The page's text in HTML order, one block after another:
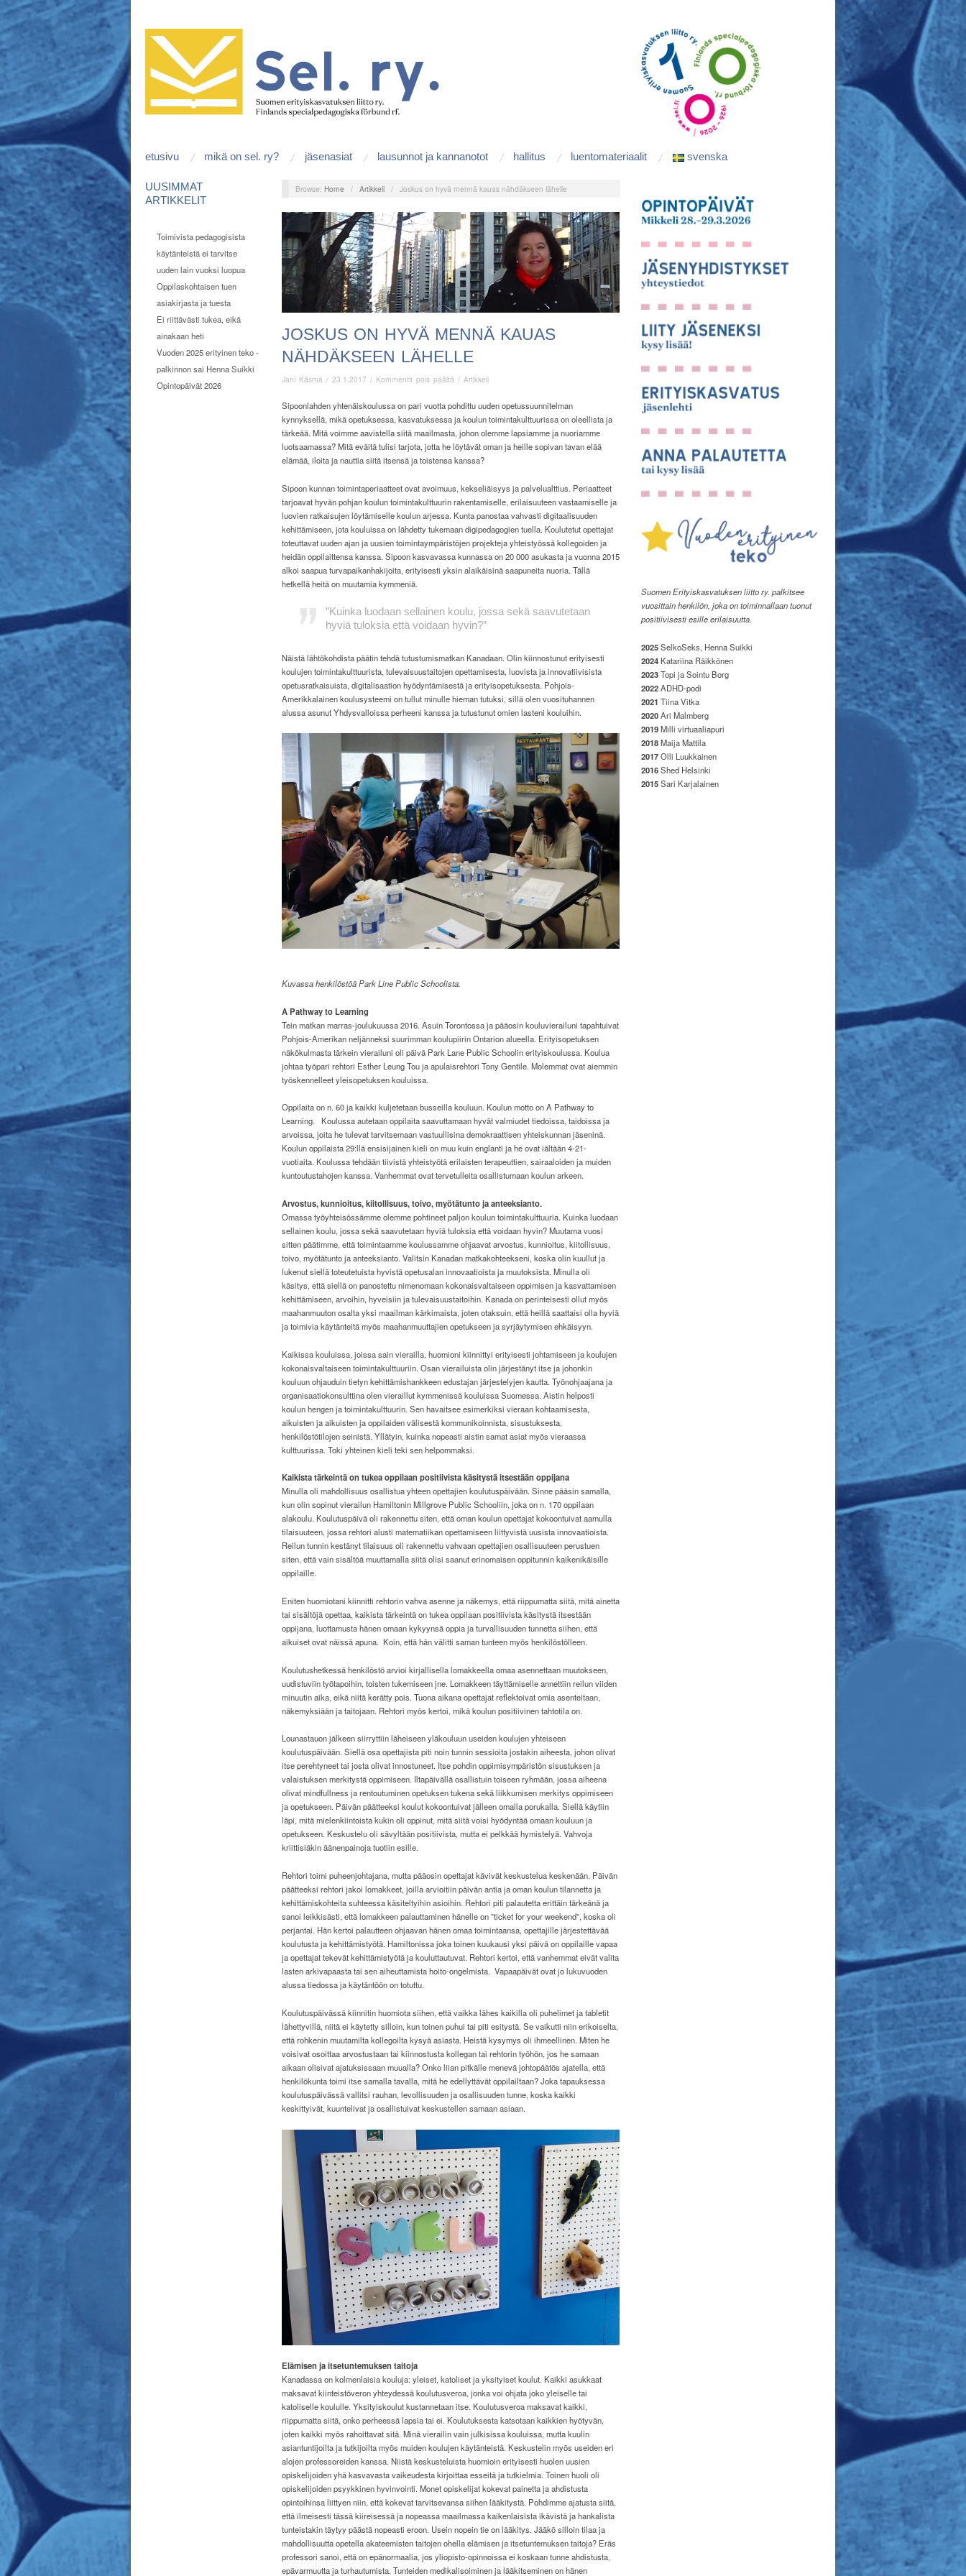
etusivu mikä on sel. ry? jäsenasiat lausunnot ja kannanotot hallitus luentomateriaalit svenska
UUSIMMAT
ARTIKKELIT
Toimivista pedagogisista
käytänteistä ei tarvitse
uuden lain vuoksi luopua
Oppilaskohtaisen tuen
asiakirjasta ja tuesta
Ei riittävästi tukea, eikä
ainakaan heti
Vuoden 2025 erityinen teko -
palkinnon sai Henna Suikki
Opintopäivät 2026
Browse: Home / Artikkeli / Joskus on hyvä mennä kauas nähdäkseen lähelle
JOSKUS ON HYVÄ MENNÄ KAUAS
NÄHDÄKSEEN LÄHELLE
Jani Käsmä / 23.1.2017 / Kommentit pois päältä artikkelissa
on
hyvä
mennä
kauas
nähdäkseen
/ Artikkeli
Sipoonlahden yhtenäiskoulussa on pari vuotta pohdittu uuden opetussuunnitelman
kynnyksellä, mikä opetuksessa, kasvatuksessa ja koulun toimintakulttuurissa on oleellista ja
tärkeää. Mitä voimme aavistella siitä maailmasta, johon olemme lapsiamme ja nuoriamme
luotsaamassa? Mitä eväitä tulisi tarjota, jotta he löytävät oman ja heille sopivan tavan elää
elämää, iloita ja nauttia siitä itsensä ja toistensa kanssa?
Sipoon kunnan toimintaperiaatteet ovat avoimuus, kekseliäisyys ja palvelualttius. Periaatteet
tarjoavat hyvän pohjan koulun toimintakulttuurin rakentamiselle, erilaisuuteen vastaamiselle ja
luovien ratkaisujen löytämiselle koulun arjessa. Kunta panostaa vahvasti digitaalisuuden
kehittämiseen, jota kouluissa on lähdetty tukemaan digipedagogien tuella. Koulutetut opettajat
toteuttavat uuden ajan ja uusien toimintaympäristöjen projekteja yhteistyössä kollegoiden ja
heidän oppilaittensa kanssa. Sipoon kasvavassa kunnassa on 20 000 asukasta ja vuonna 2015
alkoi saapua turvapaikanhakijoita, erityisesti yksin alaikäisinä saapuneita nuoria. Tällä
hetkellä heitä on muutamia kymmeniä.
”Kuinka luodaan sellainen koulu, jossa sekä saavutetaan
hyviä tuloksia että voidaan hyvin?”
Näistä lähtökohdista päätin tehdä tutustumismatkan Kanadaan. Olin kiinnostunut erityisesti
koulujen toimintakulttuurista, tulevaisuustaitojen opettamisesta, luovista ja innovatiivisista
opetusratkaisuista, digitalisaation hyödyntämisestä ja erityisopetuksesta. Pohjois-
Amerikkalainen koulusysteemi on tullut minulle hieman tutuksi, sillä olen vuosituhannen
alussa asunut Yhdysvalloissa perheeni kanssa ja tutustunut omien lasteni kouluihin.
Kuvassa henkilöstöä Park Line Public Schoolista.
A Pathway to Learning
Tein matkan marras-joulukuussa 2016. Asuin Torontossa ja pääosin kouluvierailuni tapahtuivat
Pohjois-Amerikan neljänneksi suurimman koulupiirin Ontarion alueella. Erityisopetuksen
näkökulmasta tärkein vierailuni oli päivä Park Lane Public Schoolin erityiskoulussa. Koulua
johtaa työpari rehtori Esther Leung Tou ja apulaisrehtori Tony Gentile. Molemmat ovat aiemmin
työskennelleet yleisopetuksen kouluissa.
Oppilaita on n. 60 ja kaikki kuljetetaan busseilla kouluun. Koulun motto on A Pathway to
Learning.
Koulussa autetaan oppilaita saavuttamaan hyvät valmiudet tiedoissa, taidoissa ja
arvoissa, joita he tulevat tarvitsemaan vastuullisina demokraattisen yhteiskunnan jäseninä.
Koulun oppilaista 29:llä ensisijainen kieli on muu kuin englanti ja he ovat iältään 4-21-
vuotiaita. Koulussa tehdään tiivistä yhteistyötä erilaisten terapeuttien, sairaaloiden ja muiden
kuntoutustahojen kanssa. Vanhemmat ovat tervetulleita osallistumaan koulun arkeen.
Arvostus, kunnioitus,kiitollisuus, toivo, myötätuntoja anteeksianto.
Omassa työyhteisössämme olemme pohtineet paljon koulun toimintakulttuuria. Kuinka luodaan
sellainen koulu, jossa sekä saavutetaan hyviä tuloksia että voidaan hyvin? Muutama vuosi
sitten päätimme, että toimintaamme koulussamme ohjaavat arvostus, kunnioitus, kiitollisuus,
toivo, myötätunto ja anteeksianto. Valitsin Kanadan matkakohteekseni, koska olin kuullut ja
lukenut siellä toteutetuista hyvistä opetusalan innovaatioista ja muutoksista. Minulla oli
käsitys, että siellä on panostettu nimenomaan kokonaisvaltaiseen oppimisen ja kasvattamisen
kehittämiseen, arvoihin, hyveisiin ja tulevaisuustaitoihin. Kanada on perinteisesti ollut myös
maahanmuuton osalta yksi maailman kärkimaista, joten otaksuin, että heillä saattaisi olla hyviä
ja toimivia käytänteitä myös maahanmuuttajien opetukseen ja syrjäytymisen ehkäisyyn.
Kaikissa kouluissa, joissa sain vierailla, huomioni kiinnittyi erityisesti johtamiseen ja koulujen
kokonaisvaltaiseen toimintakulttuuriin. Osan vierailuista olin järjestänyt itse ja johonkin
kouluun ohjauduin tietyn kehittämishankkeen edustajan järjestelyjen kautta. Työnohjaajana ja
organisaatiokonsulttina olen vieraillut kymmenissä kouluissa Suomessa. Aistin helposti
koulun hengen ja toimintakulttuurin. Sen havaitsee esimerkiksi vieraan kohtaamisesta,
aikuisten ja aikuisten ja oppilaiden välisestä kommunikoinnista, sisustuksesta,
henkilöstötilojen seinistä. Yllätyin, kuinka nopeasti aistin samat asiat myös vieraassa
kulttuurissa. Toki yhteinen kieli teki sen helpommaksi.
Kaikista tärkeintä on tukea oppilaan positiivista käsitystä itsestään oppijana
Minulla oli mahdollisuus osallistua yhteen opettajien koulutuspäivään. Sinne pääsin samalla,
kun olin sopinut vierailun Hamiltonin Millgrove Public Schooliin, joka on n. 170 oppilaan
alakoulu. Koulutuspäivä oli rakennettu siten, että oman koulun opettajat kokoontuivat aamulla
tilaisuuteen, jossa rehtori alusti matematiikan opettamiseen liittyvistä uusista innovaatioista.
Reilun tunnin kestänyt tilaisuus oli rakennettu vahvaan opettajien osallisuuteen perustuen
siten, että vain sisältöä muuttamalla siitä olisi saanut erinomaisen oppitunnin kaikenikäisille
oppilaille.
Eniten huomiotani kiinnitti rehtorin vahva asenne ja näkemys, että riippumatta siitä, mitä ainetta
tai sisältöjä opettaa, kaikista tärkeintä on tukea oppilaan positiivista käsitystä itsestään
oppijana, luottamusta hänen omaan kykyynsä oppia ja turvallisuuden tunnetta siihen, että
aikuiset ovat näissä apuna. Koin, että hän välitti saman tunteen myös henkilöstölleen.
Koulutushetkessä henkilöstö arvioi kirjallisella lomakkeella omaa asennettaan muutokseen,
uudistuviin työtapoihin, toisten tukemiseen jne. Lomakkeen täyttämiselle annettiin reilun viiden
minuutin aika, eikä niitä kerätty pois. Tuona aikana opettajat reflektoivat omia asenteitaan,
näkemyksiään ja taitojaan. Rehtori myös kertoi, mikä koulun positiivinen tahtotila on.
Lounastauon jälkeen siirryttiin läheiseen yläkouluun useiden koulujen yhteiseen
koulutuspäivään. Siellä osa opettajista piti noin tunnin sessioita jostakin aiheesta, johon olivat
itse perehtyneet tai josta olivat innostuneet. Itse pohdin oppimisympäristön sisustuksen ja
valaistuksen merkitystä oppimiseen. Iltapäivällä osallistuin toiseen ryhmään, jossa aiheena
olivat mindfullness ja rentoutuminen opetuksen tukena sekä liikkumisen merkitys oppimiseen
ja opetukseen. Päivän päätteeksi koulut kokoontuivat jälleen omalla porukalla. Siellä käytiin
läpi, mitä mielenkiintoista kukin oli oppinut, mitä siitä voisi hyödyntää omaan kouluun ja
opetukseen. Keskustelu oli sävyltään positiivista, mutta ei pelkkää hymistelyä. Vahvoja
kriittisiäkin äänenpainoja tuotiin esille.
Rehtori toimi puheenjohtajana, mutta pääosin opettajat kävivät keskustelua keskenään. Päivän
päätteeksi rehtori jakoi lomakkeet, joilla arvioitiin päivän antia ja oman koulun tilannetta ja
kehittämiskohteita suhteessa käsiteltyihin asioihin. Rehtori piti palautetta erittäin tärkeänä ja
sanoi leikkisästi, että lomakkeen palauttaminen hänelle on ”ticket for your weekend”, koska oli
perjantai. Hän kertoi palautteen ohjaavan hänen omaa toimintaansa, opettajille järjestettävää
koulutusta ja kehittämistyötä. Hamiltonissa joka toinen kuukausi yksi päivä on oppilaille vapaa
ja opettajat tekevät kehittämistyötä ja kouluttautuvat. Rehtori kertoi, että vanhemmat eivät valita
lasten arkivapaasta tai sen aiheuttamista hoito-ongelmista. Vapaapäivät ovat jo lukuvuoden
alussa tiedossa ja käytäntöön on totuttu.
Koulutuspäivässä kiinnitin huomiota siihen, että vaikka lähes kaikilla oli puhelimet ja tabletit
lähettyvillä, niitä ei käytetty silloin, kun toinen puhui tai piti esitystä. Se vaikutti niin erikoiselta,
että rohkenin muutamilta kollegoilta kysyä asiasta. Heistä kysymys oli ihmeellinen. Miten he
voisivat osoittaa arvostustaan tai kiinnostusta kollegan tai rehtorin työhön, jos he samaan
aikaan olisivat ajatuksissaan muualla? Onko liian pitkälle menevä johtopäätös ajatella, että
henkilökunta toimi itse samalla tavalla, mitä he edellyttävät oppilailtaan? Joka tapauksessa
koulutuspäivässä vallitsi rauhan, levollisuuden ja osallisuuden tunne, koska kaikki
keskittyivät, kuuntelivat ja osallistuivat keskustellen samaan asiaan.
Elämisen ja itsetuntemuksen taitoja
Kanadassa on kolmenlaisia kouluja: yleiset, katoliset ja yksityiset koulut. Kaikki asukkaat
maksavat kiinteistöveron yhteydessä koulutusveroa, jonka voi ohjata joko yleiselle tai
katoliselle koululle. Yksityiskoulut kustannetaan itse. Koulutusveroa maksavat kaikki,
riippumatta siitä, onko perheessä lapsia tai ei. Koulutuksesta katsotaan kaikkien hyötyvän,
joten kaikki myös rahoittavat sitä. Minä vierailin vain julkisissa kouluissa, mutta kuulin
asiantuntijoilta ja tutkijoilta myös muiden koulujen käytänteistä. Keskustelin myös useiden eri
alojen professoreiden kanssa. Niistä keskusteluista huomioin erityisesti huolen uusien
opiskelijoiden yhä kasvavasta vaikeudesta kirjoittaa esseitä ja tutkielmia. Toinen huoli oli
opiskelijoiden psyykkinen hyvinvointi. Monet opiskelijat kokevat painetta ja ahdistusta
opintoihinsa liittyen niin, että kokevat tarvitsevansa siihen lääkitystä. Pohdimme ajatusta siitä,
että ilmeisesti tässä kiireisessä ja nopeassa maailmassa kaikenlaisista ikävistä ja hankalista
tunteistakin täytyy päästä nopeasti eroon. Usein nopein tie on lääkitys. Jääkö silloin tilaa ja
mahdollisuutta opetella akateemisten taitojen ohella elämisen ja itsetuntemuksen taitoja? Eräs
professori sanoi, että on epänormaalia, jos yliopisto-opinnoissa ei koskaan tunne ahdistusta,
epävarmuutta ja turhautumista. Tunteiden medikalisoiminen ja lääkitseminen on hänen
Suomen Erityiskasvatuksen liitto ry. palkitsee
vuosittain henkilön, joka on toiminnallaan tuonut
positiivisesti esille erilaisuutta.
2025SelkoSeks, Henna Suikki
2024 Katariina Räikkönen
2023Topi ja Sointu Borg
2022ADHD-podi
2021 Tiina Vitka
2020Ari Malmberg
2019Milli virtuaaliapuri
2018Maija Mattila
2017Olli Luukkainen
2016Shed Helsinki
2015Sari Karjalainen